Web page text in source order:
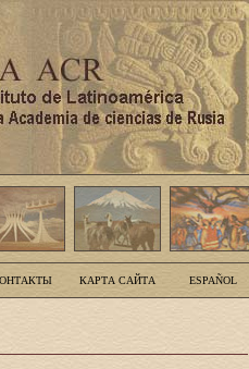
КАРТА САЙТА ESPAÑOL